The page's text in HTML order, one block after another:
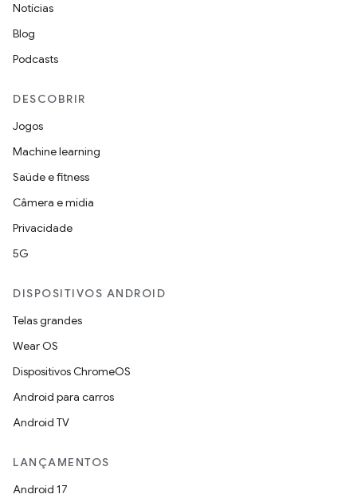
Notícias
Blog
Podcasts
DESCOBRIR
Jogos
Machine learning
Saúde e fitness
Câmera e mídia
Privacidade
5G
DISPOSITIVOS ANDROID
Telas grandes
Wear OS
Dispositivos ChromeOS
Android para carros
Android TV
LANÇAMENTOS
Android 17